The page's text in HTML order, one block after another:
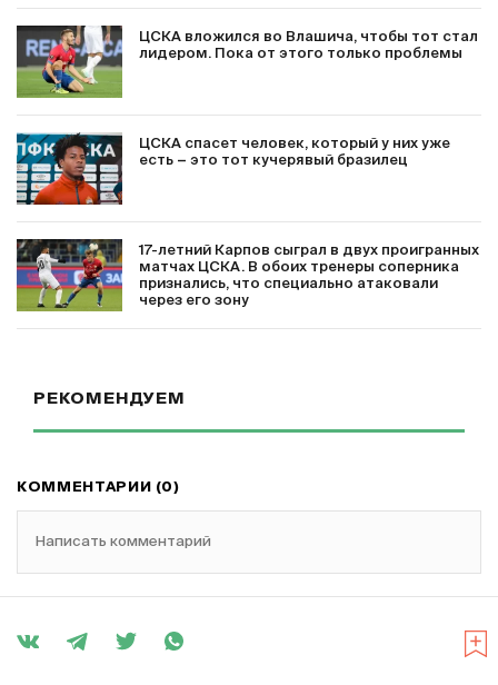
ЦСКА вложился во Влашича, чтобы тот стал
лидером. Пока от этого только проблемы
ЦСКА спасет человек, который у них уже
есть − это тот кучерявый бразилец
17-летний Карпов сыграл в двух проигранных
матчах ЦСКА. В обоих тренеры соперника
признались, что специально атаковали
через его зону
РЕКОМЕНДУЕМ
КОММЕНТАРИИ (0)
Написать комментарий